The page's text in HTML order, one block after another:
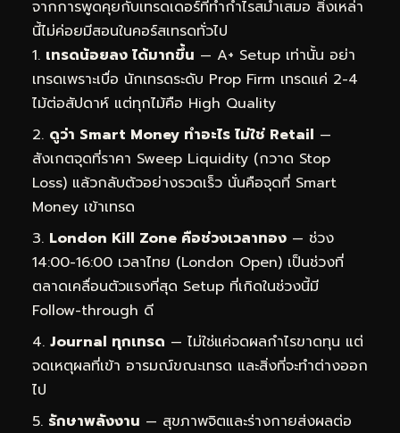
จากการพูดคุยกับเทรดเดอร์ที่ทำกำไรสม่ำเสมอ สิ่งเหล่า
นี้ไม่ค่อยมีสอนในคอร์สเทรดทั่วไป
เทรดน้อยลง ได้มากขึ้น — A+ Setup เท่านั้น อย่า
เทรดเพราะเบื่อ นักเทรดระดับ Prop Firm เทรดแค่ 2-4
ไม้ต่อสัปดาห์ แต่ทุกไม้คือ High Quality
ดูว่า Smart Money ทำอะไร ไม่ใช่ Retail —
สังเกตจุดที่ราคา Sweep Liquidity (กวาด Stop
Loss) แล้วกลับตัวอย่างรวดเร็ว นั่นคือจุดที่ Smart
Money เข้าเทรด
London Kill Zone คือช่วงเวลาทอง — ช่วง
14:00-16:00 เวลาไทย (London Open) เป็นช่วงที่
ตลาดเคลื่อนตัวแรงที่สุด Setup ที่เกิดในช่วงนี้มี
Follow-through ดี
Journal ทุกเทรด — ไม่ใช่แค่จดผลกำไรขาดทุน แต่
จดเหตุผลที่เข้า อารมณ์ขณะเทรด และสิ่งที่จะทำต่างออก
ไป
รักษาพลังงาน — สุขภาพจิตและร่างกายส่งผลต่อ